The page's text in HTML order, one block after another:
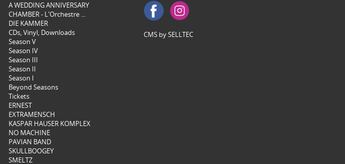
A WEDDING ANNIVERSARY
CHAMBER - L'Orchestre ...
DIE KAMMER
CDs, Vinyl, Downloads
Season V
Season IV
Season III
Season II
Season I
Beyond Seasons
Tickets
ERNEST
EXTRAMENSCH
KASPAR HAUSER KOMPLEX
NO MACHINE
PAVIAN BAND
SKULLBOOGEY
SMELTZ
CMS by SELLTEC